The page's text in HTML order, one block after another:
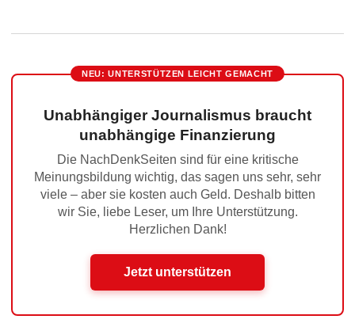
NEU: UNTERSTÜTZEN LEICHT GEMACHT
Unabhängiger Journalismus braucht
unabhängige Finanzierung
Die NachDenkSeiten sind für eine kritische
Meinungsbildung wichtig, das sagen uns sehr, sehr
viele – aber sie kosten auch Geld. Deshalb bitten
wir Sie, liebe Leser, um Ihre Unterstützung.
Herzlichen Dank!
Jetzt unterstützen